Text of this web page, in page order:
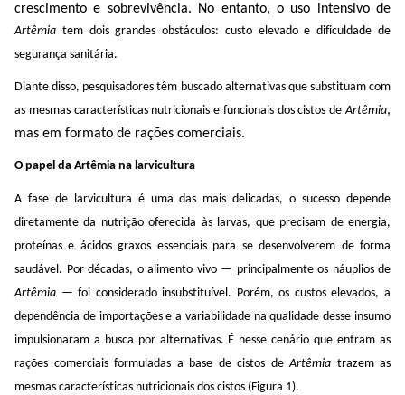
crescimento e sobrevivência. No entanto, o uso intensivo de
Artêmia tem dois grandes obstáculos: custo elevado e dificuldade de
segurança sanitária.
Diante disso, pesquisadores têm buscado alternativas que substituam com
as mesmas características nutricionais e funcionais dos cistos deArtêmia,
mas em formato de rações comerciais.
O papel da Artêmia na larvicultura
A fase de larvicultura é uma das mais delicadas, o sucesso depende
diretamente da nutrição oferecida às larvas, que precisam de energia,
proteínas e ácidos graxos essenciais para se desenvolverem de forma
saudável. Por décadas, o alimento vivo — principalmente os náupliosde
Artêmia — foi considerado insubstituível. Porém, os custos elevados, a
dependência de importações e a variabilidade na qualidade desse insumo
impulsionaram a busca por alternativas. É nesse cenário que entram as
rações comerciais formuladas a base de cistos deArtêmia trazem as
mesmas características nutricionais dos cistos (Figura 1).